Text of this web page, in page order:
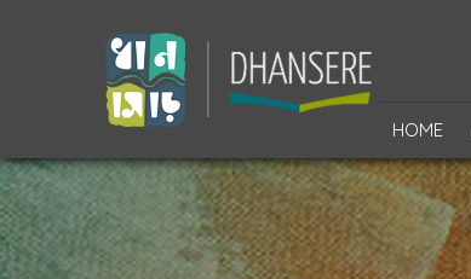
HOME